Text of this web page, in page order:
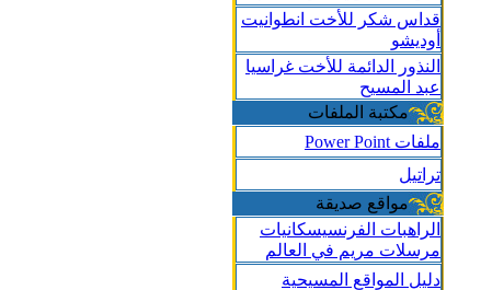
قداس شكر للأخت انطوانيت
أوديشو
النذور الدائمة للأخت غراسيا
عبد المسيح
مكتبة الملفات
ملفات Power Point
تراتيل
مواقع صديقة
الراهبات الفرنسيسكانيات
مرسلات مريم في العالم
دليل المواقع المسيحية